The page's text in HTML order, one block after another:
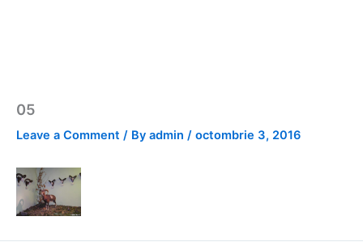
05
Leave a Comment / By admin / octombrie 3, 2016